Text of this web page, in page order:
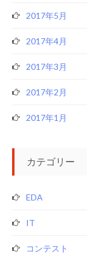
2017年5月
2017年4月
2017年3月
2017年2月
2017年1月
カテゴリー
EDA
IT
コンテスト